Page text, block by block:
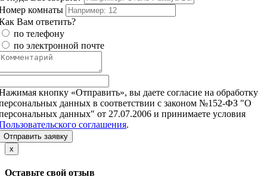
комнаты
Вам ответить?
по телефону
по электронной почте
кнопку «Отправить», вы даете согласие на обработку
данных в соответствии с законом №152-ФЗ "О
данных" от 27.07.2006 и принимаете условия
соглашения.
Отправить заявку
x
Оставьте свой отзыв